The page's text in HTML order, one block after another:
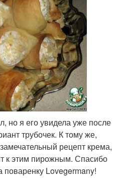
но я его увидела уже после
трубочек. К тому же,
рецепт крема,
к этим пирожным. Спасибо
поваренку Lovegermany!